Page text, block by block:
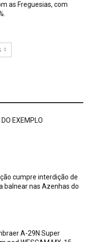
as Freguesias, com
EXEMPLO
cumpre interdição de
balnear nas Azenhas do
A-29N Super